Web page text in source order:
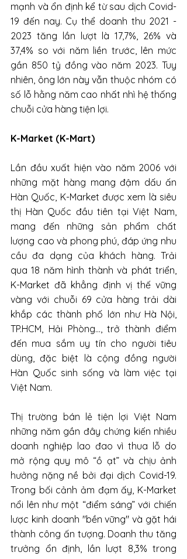
mạnh và ổn định kể từ sau dịch Covid-
19 đến nay. Cụ thể doanh thu 2021 -
2023 tăng lần lượt là 17,7%, 26% và
37,4% so với năm liền trước, lên mức
gần 850 tỷ đồng vào năm 2023. Tuy
nhiên, ông lớn này vẫn thuộc nhóm có
số lỗ hằng năm cao nhất nhì hệ thống
chuỗi cửa hàng tiện lợi.
K-Market (K-Mart)
Lần đầu xuất hiện vào năm 2006 với
những mặt hàng mang đậm dấu ấn
Hàn Quốc, K-Market được xem là siêu
thị Hàn Quốc đầu tiên tại Việt Nam,
mang đến những sản phẩm chất
lượng cao và phong phú, đáp ứng nhu
cầu đa dạng của khách hàng. Trải
qua 18 năm hình thành và phát triển,
K-Market đã khẳng định vị thế vững
vàng với chuỗi 69 cửa hàng trải dài
khắp các thành phố lớn như Hà Nội,
TP.HCM, Hải Phòng..., trở thành điểm
đến mua sắm uy tín cho người tiêu
dùng, đặc biệt là cộng đồng người
Hàn Quốc sinh sống và làm việc tại
Việt Nam.
Thị trường bán lẻ tiện lợi Việt Nam
những năm gần đây chứng kiến nhiều
doanh nghiệp lao đao vì thua lỗ do
mở rộng quy mô “ồ ạt” và chịu ảnh
hưởng nặng nề bởi đại dịch Covid-19.
Trong bối cảnh ảm đạm ấy, K-Market
nổi lên như một “điểm sáng” với chiến
lược kinh doanh "bền vững" và gặt hái
thành công ấn tượng. Doanh thu tăng
trưởng ổn định, lần lượt 8,3% trong